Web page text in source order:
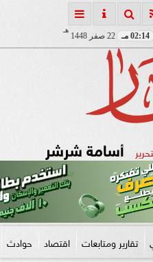
02:14 مـ 22 صفر 1448
هـ
أسامة شرشر
تقارير ومتابعات اقتصاد حوادث